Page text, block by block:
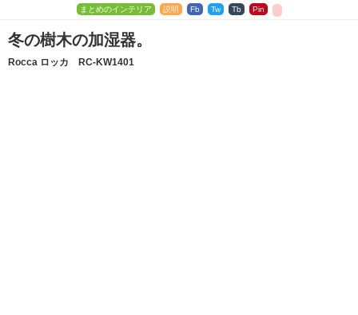
まとめのインテリア 説明 Fb Tw Tb Pin
冬の樹木の加湿器。
Rocca ロッカ RC-KW1401